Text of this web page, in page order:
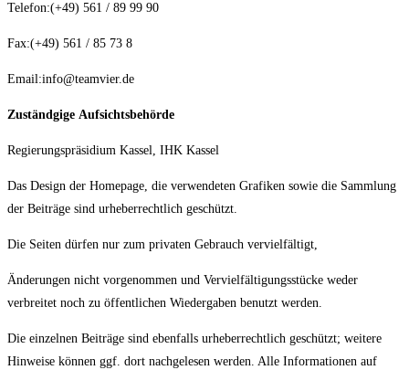
Telefon:(+49) 561 / 89 99 90
Fax:(+49) 561 / 85 73 8
Email:info@teamvier.de
Zuständgige Aufsichtsbehörde
Regierungspräsidium Kassel, IHK Kassel
Das Design der Homepage, die verwendeten Grafiken sowie die Sammlung
der Beiträge sind urheberrechtlich geschützt.
Die Seiten dürfen nur zum privaten Gebrauch vervielfältigt,
Änderungen nicht vorgenommen und Vervielfältigungsstücke weder
verbreitet noch zu öffentlichen Wiedergaben benutzt werden.
Die einzelnen Beiträge sind ebenfalls urheberrechtlich geschützt; weitere
Hinweise können ggf. dort nachgelesen werden. Alle Informationen auf